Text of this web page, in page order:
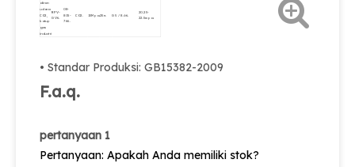
aliran
udara
CO2,
katup
gas
industri
RPV-
GV6.
08-
805-
766.
CO2. 15Mpa.25e. G5 / 8. Φ6.
20.25-
22.5mpa.
• Standar Produksi: GB15382-2009
F.a.q.
pertanyaan 1
Pertanyaan: Apakah Anda memiliki stok?